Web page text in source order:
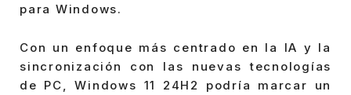
para Windows.
Con un enfoque más centrado en la IA y la
sincronización con las nuevas tecnologías
de PC, Windows 11 24H2 podría marcar un